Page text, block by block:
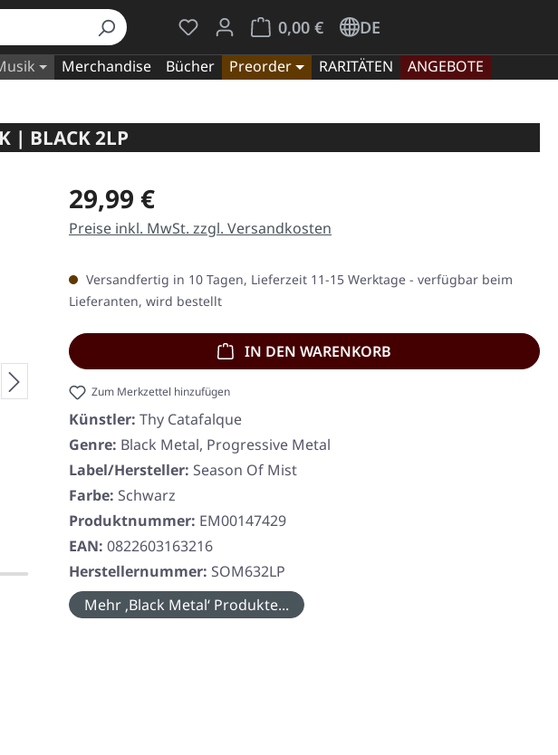
Du hast 0 Produkte auf dem Merkzettel
0,00 €
Warenkorb enthält 0 Positionen. Der
DE
Merchandise Bücher Preorder RARITÄTEN
ANGEBOTE
| BLACK 2LP
Regulärer Preis:
29,99 €
Preise inkl. MwSt. zzgl. Versandkosten
Versandfertig in 10 Tagen, Lieferzeit 11-15 Werktage - verfügbar beim
Lieferanten, wird bestellt
IN DEN WARENKORB
Zum Merkzettel hinzufügen
Künstler: Thy Catafalque
Genre: Black Metal, Progressive Metal
Label/Hersteller: Season Of Mist
Farbe: Schwarz
Produktnummer: EM00147429
EAN: 0822603163216
Herstellernummer: SOM632LP
Mehr ‚Black Metal‘ Produkte...